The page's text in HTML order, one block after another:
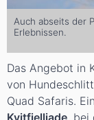
Auch abseits der
Erlebnissen.
Das Angebot in
von
Quad Safaris.
Kvitfjelliade ,